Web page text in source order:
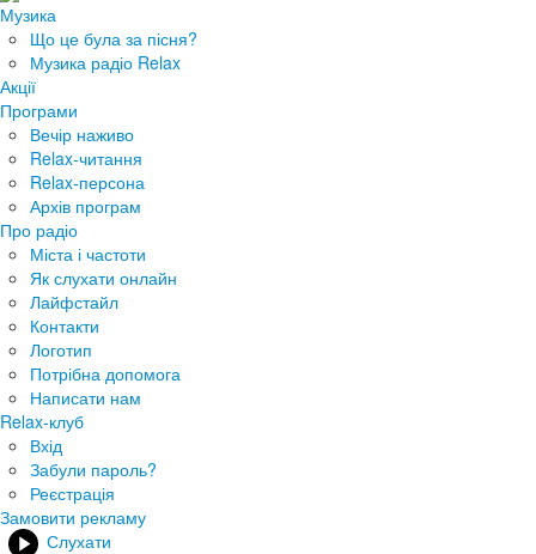
Музика
Що це була за пісня?
Музика радіо Relax
Акції
Програми
Вечір наживо
Relax-читання
Relax-персона
Архів програм
Про радіо
Міста і частоти
Як слухати онлайн
Лайфстайл
Контакти
Логотип
Потрібна допомога
Написати нам
Relax-клуб
Вхід
Забули пароль?
Реєстрація
Замовити рекламу
Слухати